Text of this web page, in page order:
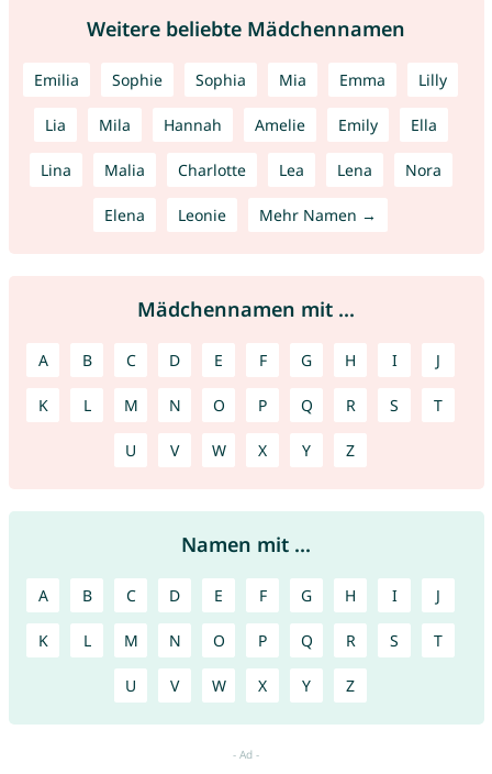
Weitere beliebte Mädchennamen
Emilia Sophie Sophia Mia Emma Lilly
Lia Mila Hannah Amelie Emily Ella
Lina Malia Charlotte Lea Lena Nora
Elena Leonie Mehr Namen →
Mädchennamen mit ...
A B C D E F G H I J
K L M N O P Q R S T
U V W X Y Z
Namen mit ...
A B C D E F G H I J
K L M N O P Q R S T
U V W X Y Z